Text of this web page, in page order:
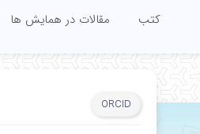
کتب مقالات در همایش ها
ORCID